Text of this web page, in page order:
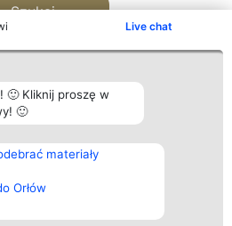
Live chat
🙂 Kliknij proszę w
🙂
materiały
Orłów
Szukaj
Plebiscyt
Laureaci
wszystkich
Laureatów
Regulamin
Kontakt
Kontakt